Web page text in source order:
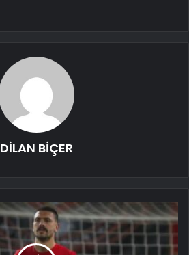
DİLAN BİÇER